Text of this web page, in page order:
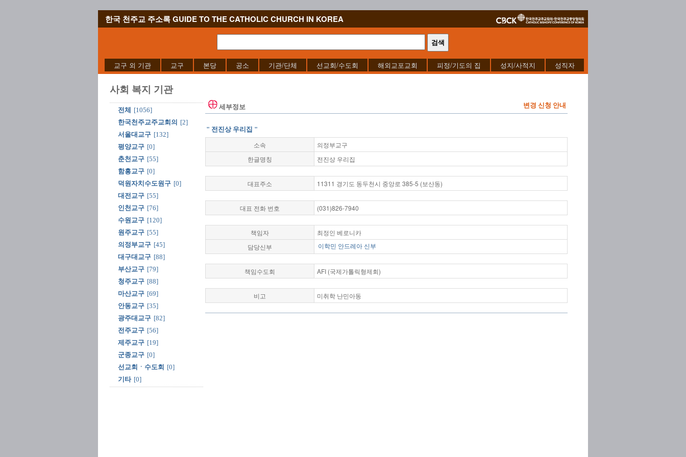
한국 천주교 주소록 GUIDE TO THE CATHOLIC CHURCH IN KOREA
교구 외 기관 교구 본당 공소 기관/단체 선교회/수도회 해외교포교회 피정/기도의 집 성지/사적지 성직자
사회 복지 기관
전체
[1056]
한국천주교주교회의 [2]
서울대교구 [132]
평양교구 [0]
춘천교구 [55]
함흥교구 [0]
덕원자치수도원구 [0]
대전교구 [55]
인천교구 [76]
수원교구 [120]
원주교구 [55]
의정부교구 [45]
대구대교구 [88]
부산교구 [79]
청주교구 [88]
마산교구 [69]
안동교구 [35]
광주대교구 [82]
전주교구 [56]
제주교구 [19]
군종교구 [0]
선교회ㆍ수도회 [0]
기타 [0]
세부정보 변경 신청 안내
" 전진상 우리집 "
소속
의정부교구
한글명칭
전진상 우리집
대표주소 11311 경기도 동두천시 중앙로 385-5 (보산동)
대표 전화 번호 (031)826-7940
책임자
최정인 베로니카
담당신부
이학민 안드레아 신부
책임수도회 AFI (국제가톨릭형제회)
비고 미취학 난민아동